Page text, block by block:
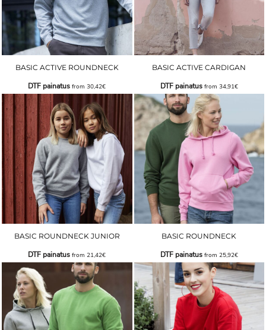
BASIC ACTIVE ROUNDNECK
DTF painatus from30,42€
BASIC ACTIVE CARDIGAN
DTF painatusfrom 34,91€
BASIC ROUNDNECK JUNIOR
DTF painatus from 21,42€
BASIC ROUNDNECK
DTF painatusfrom 25,92€